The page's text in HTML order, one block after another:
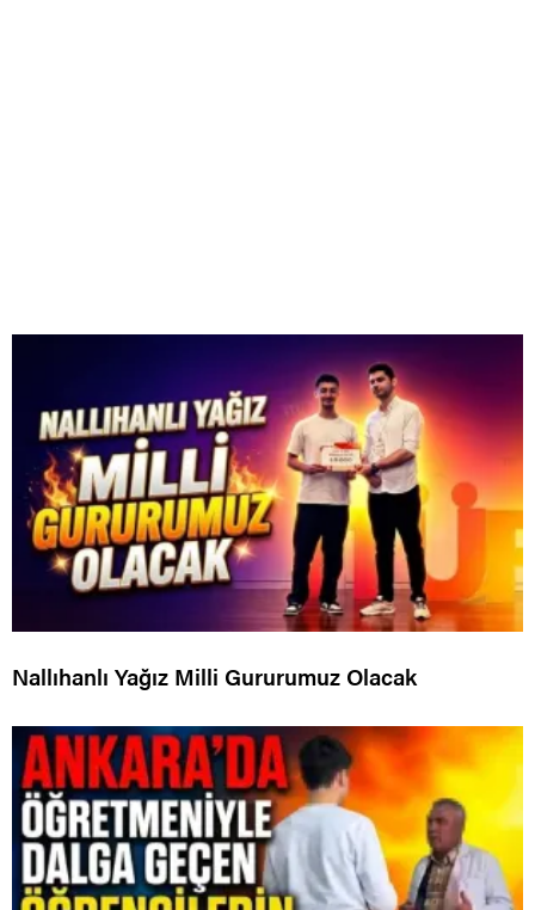
Nallıhanlı Yağız Milli Gururumuz Olacak